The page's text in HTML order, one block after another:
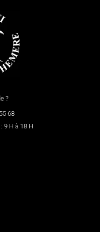
?
68
9 H à 18 H